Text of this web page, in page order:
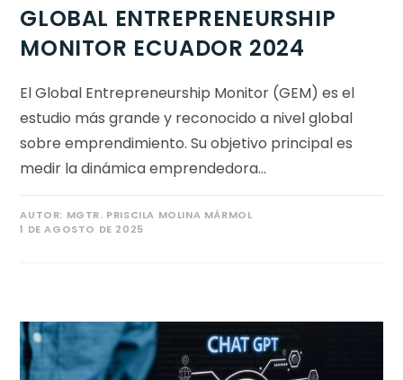
GLOBAL ENTREPRENEURSHIP
MONITOR ECUADOR 2024
El Global Entrepreneurship Monitor (GEM) es el
estudio más grande y reconocido a nivel global
sobre emprendimiento. Su objetivo principal es
medir la dinámica emprendedora…
AUTOR: MGTR. PRISCILA MOLINA MÁRMOL
1 DE AGOSTO DE 2025